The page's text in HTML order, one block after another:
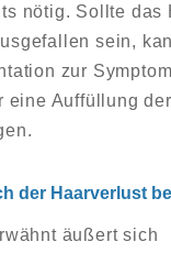
nötig. Sollte das
sein,
zur
eine Auffüllung
der Haarverlust
äußert sich